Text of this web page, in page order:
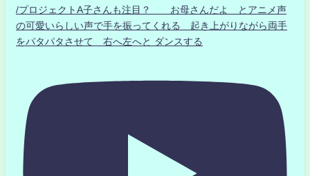
/プロジェクトA子さんも注目？ お母さんだよ とアニメ声
の可愛いらしい声で手を振ってくれる 起き上がりながら両手
をパタパタさせて 右へ左へと ダンスする